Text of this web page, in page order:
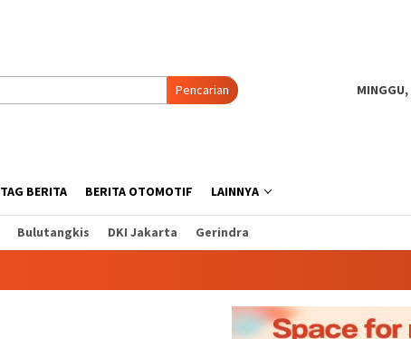
Pencarian
TAG BERITA BERITA OTOMOTIF LAINNYA
Bulutangkis DKI Jakarta Gerindra